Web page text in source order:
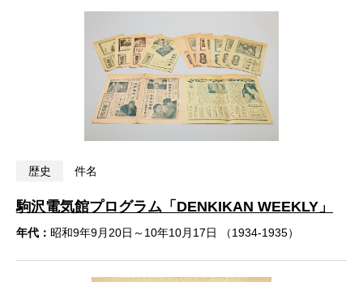
歴史 件名
駒沢電気館プログラム「DENKIKAN WEEKLY」
年代： 昭和9年9月20日～10年10月17日 （1934-1935）